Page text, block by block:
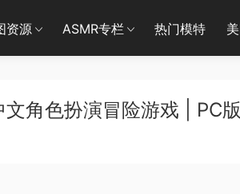
资源 ASMR专栏 热门模特
文角色扮演冒险游戏 | PC版